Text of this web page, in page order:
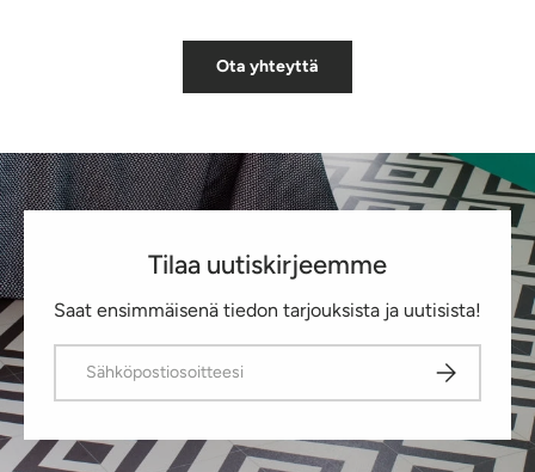
Ota yhteyttä
Tilaa uutiskirjeemme
Saat ensimmäisenä tiedon tarjouksista ja uutisista!
Tilaa